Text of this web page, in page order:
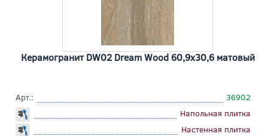
Керамогранит DW02 Dream Wood 60,9x30,6 матовый
Арт.:
36902
Напольная плитка
Настенная плитка